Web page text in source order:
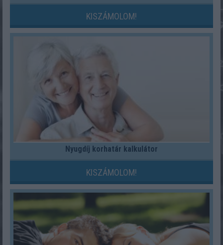
KISZÁMOLOM!
Nyugdíj korhatár kalkulátor
KISZÁMOLOM!